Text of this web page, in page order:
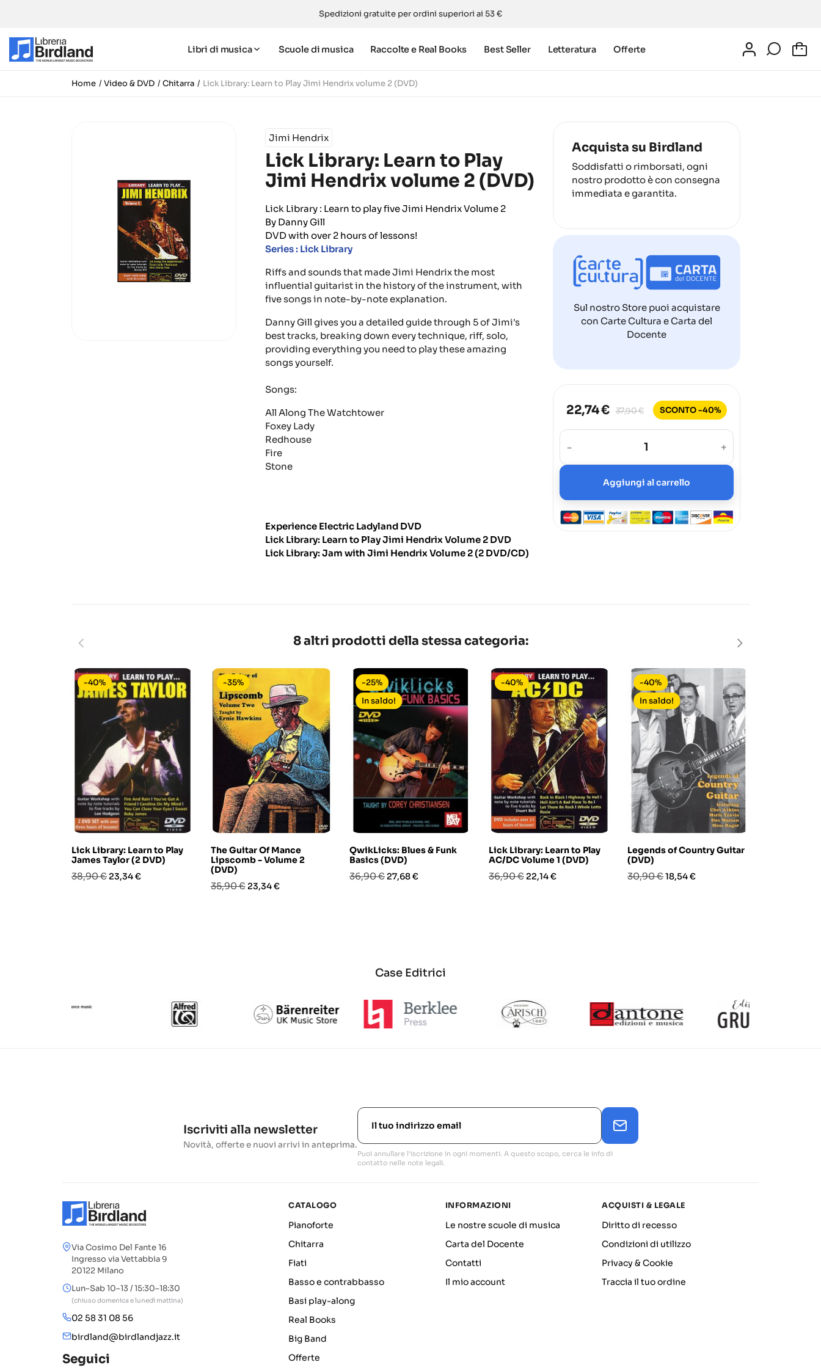
Spedizioni gratuite per ordini superiori ai 53 €
Libri di musica Scuole di musica Raccolte e Real Books Best Seller Letteratura Offerte
Home Video & DVD Chitarra Lick Library: Learn to Play Jimi Hendrix volume 2 (DVD)
Jimi Hendrix
Lick Library: Learn to Play
Jimi Hendrix volume 2 (DVD)
Lick Library : Learn to play five Jimi Hendrix Volume 2
By Danny Gill
DVD with over 2 hours of lessons!
Series : Lick Library
Riffs and sounds that made Jimi Hendrix the most
influential guitarist in the history of the instrument, with
five songs in note-by-note explanation.
Danny Gill gives you a detailed guide through 5 of Jimi's
best tracks, breaking down every technique, riff, solo,
providing everything you need to play these amazing
songs yourself.
Songs:
All Along The Watchtower
Foxey Lady
Redhouse
Fire
Stone
Experience Electric Ladyland DVD
Lick Library: Learn to Play Jimi Hendrix Volume 2 DVD
Lick Library: Jam with Jimi Hendrix Volume 2 (2 DVD/CD)
Acquista su Birdland
Soddisfatti o rimborsati, ogni
nostro prodotto è con consegna
immediata e garantita.
Sul nostro Store puoi acquistare
con Carte Cultura e Carta del
Docente
22,74 € 37,90 € SCONTO -40%
- +
Aggiungi al carrello
8 altri prodotti della stessa categoria:
Lick Library: Learn to Play
James Taylor (2 DVD)
Prezzo
38,90 € Prezzo
23,34 €
-40%
The Guitar Of Mance
Lipscomb - Volume 2
(DVD)
Prezzo
35,90 € Prezzo
23,34 €
-35%
QwikLicks: Blues & Funk
Basics (DVD)
Prezzo
36,90 € Prezzo
27,68 €
-25%
In saldo!
Lick Library: Learn to Play
AC/DC Volume 1 (DVD)
Prezzo
36,90 € Prezzo
22,14 €
-40%
Legends of Country Guitar
(DVD)
Prezzo
30,90 €Prezzo
18,54 €
-40%
In saldo!
Case Editrici
Iscriviti alla newsletter
Novità, offerte e nuovi arrivi in anteprima.
Puoi annullare l'iscrizione in ogni momenti. A questo scopo, cerca le info di
contatto nelle note legali.
Via Cosimo Del Fante 16
Ingresso via Vettabbia 9
20122 Milano
Lun–Sab 10–13 / 15:30–18:30
(chiuso domenica e lunedì mattina)
02 58 31 08 56
birdland@birdlandjazz.it
Seguici
CATALOGO
Pianoforte
Chitarra
Fiati
Basso e contrabbasso
Basi play-along
Real Books
Big Band
Offerte
INFORMAZIONI
Le nostre scuole di musica
Carta del Docente
Contatti
Il mio account
ACQUISTI & LEGALE
Diritto di recesso
Condizioni di utilizzo
Privacy & Cookie
Traccia il tuo ordine